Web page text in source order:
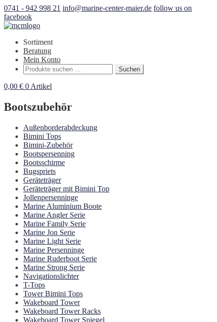
0741 - 942 998 21 info@marine-center-maier.de follow us on
facebook
Sortiment
Beratung
Mein Konto
Suchen
nach:
Suchen
0,00 € 0 Artikel
Bootszubehör
Außenborderabdeckung
Bimini Tops
Bimini-Zubehör
Bootspersenning
Bootsschirme
Bugspriets
Geräteträger
Geräteträger mit Bimini Top
Jollenpersenninge
Marine Aluminium Boote
Marine Angler Serie
Marine Family Serie
Marine Jon Serie
Marine Light Serie
Marine Persenninge
Marine Ruderboot Serie
Marine Strong Serie
Navigationslichter
T-Tops
Tower Bimini Tops
Wakeboard Tower
Wakeboard Tower Racks
Wakeboard Tower Spiegel